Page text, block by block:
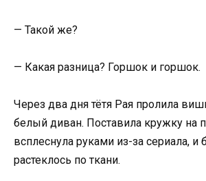
— Такой же?
— Какая разница? Горшок и горшок.
Через два дня тётя Рая пролила
белый диван. Поставила кружку на
всплеснула руками из-за сериала, и
растеклось по ткани.